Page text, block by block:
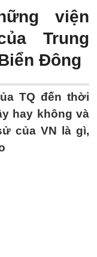
viện
Trung
Đông
TQ đến thời
hay không và
của VN là gì,